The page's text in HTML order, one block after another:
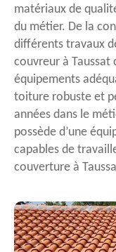
matériaux de
du métier. De la
différents travaux
couvreur à Taussat
équipements
toiture robuste et
années dans le
possède d’une
capables de
couverture à